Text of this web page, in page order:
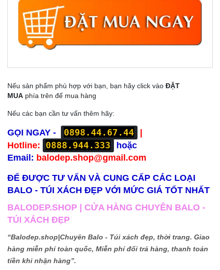
Nếu sản phẩm phù hợp với bạn, bạn hãy click vào ĐẶT
MUA phía trên để mua hàng
Nếu các bạn cần tư vấn thêm hãy:
GỌI NGAY - 0898.44.67.44
Hotline:
0888.944.333
hoặc
Email: balodep.shop@gmail.com
ĐỂ ĐƯỢC TƯ VẤN VÀ CUNG CẤP CÁC LOẠI
BALO - TÚI XÁCH ĐẸP VỚI MỨC GIÁ TỐT NHẤT
BALODEP.SHOP | CỬA HÀNG CHUYÊN BALO -
TÚI XÁCH ĐẸP
“Balodep.shop|Chuyên Balo - Túi xách đẹp, thời trang. Giao
hàng miễn phí toàn quốc, Miễn phí đổi trả hàng, thanh toán
tiền khi nhận hàng”.